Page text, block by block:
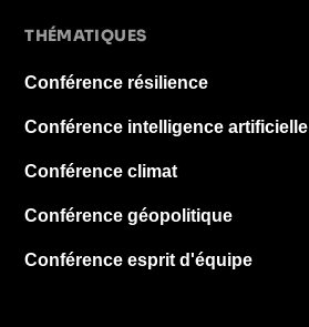
THÉMATIQUES
Conférence résilience
Conférence intelligence artificielle
Conférence climat
Conférence géopolitique
Conférence esprit d'équipe